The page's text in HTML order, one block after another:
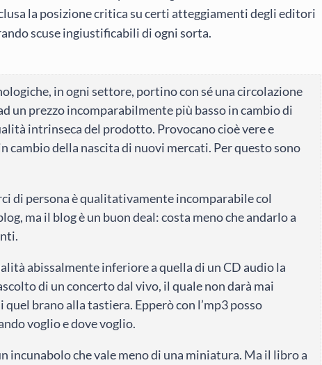
la posizione critica su certi atteggiamenti degli editori
scuse ingiustificabili di ogni sorta.
in ogni settore, portino con sé una circolazione
un prezzo incomparabilmente più basso in cambio di
intrinseca del prodotto. Provocano cioè vere e
della nascita di nuovi mercati. Per questo sono
di persona è qualitativamente incomparabile col
ma il blog è un buon deal: costa meno che andarlo a
abissalmente inferiore a quella di un CD audio la
di un concerto dal vivo, il quale non darà mai
quel brano alla tastiera. Epperò con l’mp3 posso
voglio e dove voglio.
incunabolo che vale meno di una miniatura. Ma il libro a